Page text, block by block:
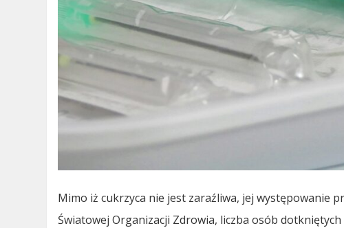
Mimo iż cukrzyca nie jest zaraźliwa, jej występowanie
Światowej Organizacji Zdrowia, liczba osób